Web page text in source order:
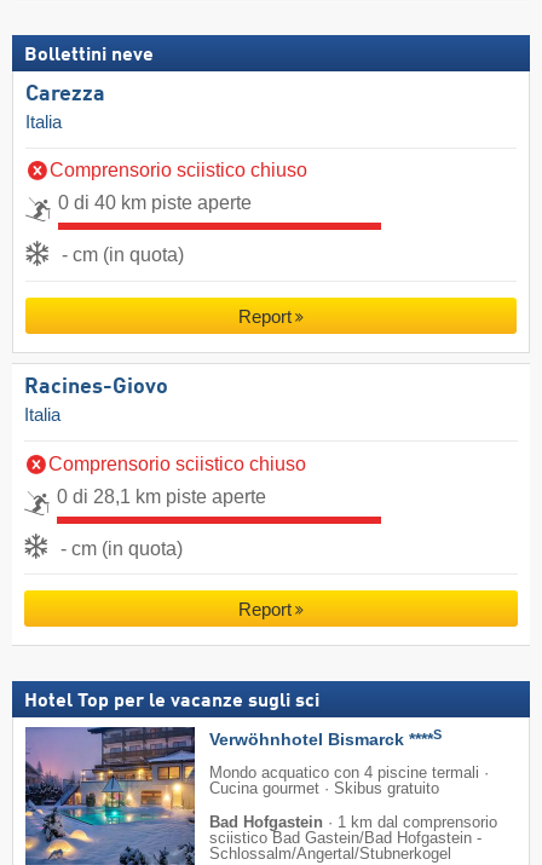
Bollettini neve
Carezza
Italia
Comprensorio sciistico chiuso
0 di 40 km piste aperte
- cm (in quota)
Report
Racines-Giovo
Italia
Comprensorio sciistico chiuso
0 di 28,1 km piste aperte
- cm (in quota)
Report
Hotel Top per le vacanze sugli sci
Verwöhnhotel Bismarck ****S
Mondo acquatico con 4 piscine termali ·
Cucina gourmet · Skibus gratuito
Bad Hofgastein · 1 km dal comprensorio
sciistico Bad Gastein/​Bad Hofgastein -
Schlossalm/​Angertal/​Stubnerkogel